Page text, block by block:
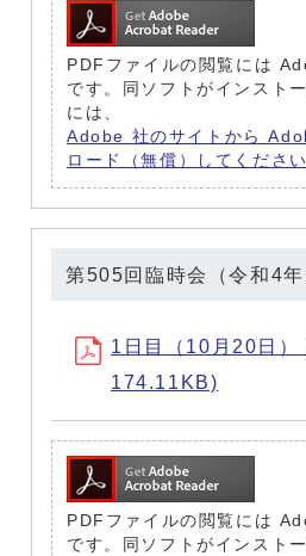
PDFファイルの閲覧には
です。同ソフトがインスト
には、
Adobe 社のサイトから
ロード（無償）してください
第505回臨時会（令和4年
1日目（10月20日）
174.11KB)
PDFファイルの閲覧には
です。同ソフトがインスト